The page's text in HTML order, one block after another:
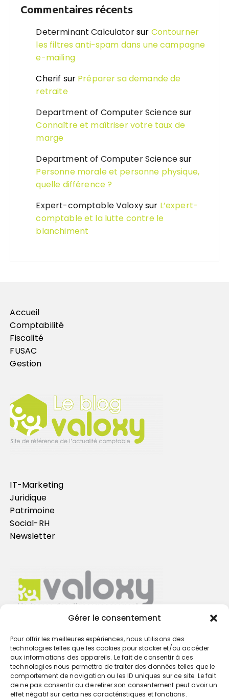
Gérer le consentement
Pour offrir les meilleures expériences, nous utilisons des
technologies telles que les cookies pour stocker et/ou accéder
aux informations des appareils. Le fait de consentir à ces
technologies nous permettra de traiter des données telles que le
comportement de navigation ou les ID uniques sur ce site. Le fait
de ne pas consentir ou de retirer son consentement peut avoir un
effet négatif sur certaines caractéristiques et fonctions.
Commentaires récents
Determinant Calculatorsur Contourner
les filtres anti-spam dans une campagne
e-mailing
Cherif sur Préparer sa demande de
retraite
Department of Computer Sciencesur
Connaître et maîtriser votre taux de
marge
Department of Computer Sciencesur
Personne morale et personne physique,
quelle différence ?
Expert-comptable Valoxysur L’expert-
comptable et la lutte contre le
blanchiment
Accueil
Comptabilité
Fiscalité
FUSAC
Gestion
IT-Marketing
Juridique
Patrimoine
Social-RH
Newsletter
Trouvez votre cabinet
GO